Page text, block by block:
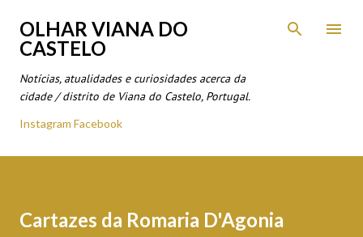
Avançar para o conteúdo principal
OLHAR VIANA DO
CASTELO
Notícias, atualidades e curiosidades acerca da
cidade / distrito de Viana do Castelo, Portugal.
Instagram Facebook
Cartazes da Romaria D'Agonia